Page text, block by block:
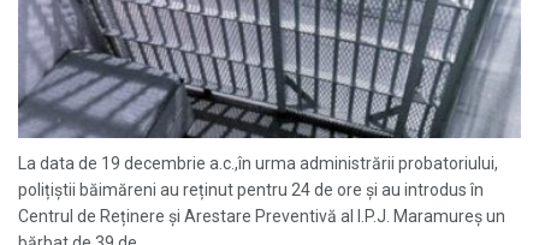
La data de 19 decembrie a.c.,în urma administrării probatoriului,
polițiștii băimăreni au reținut pentru 24 de ore și au introdus în
Centrul de Reținere și Arestare Preventivă al I.P.J. Maramureș un